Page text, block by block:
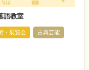
語教室
・展覧会 古典芸能